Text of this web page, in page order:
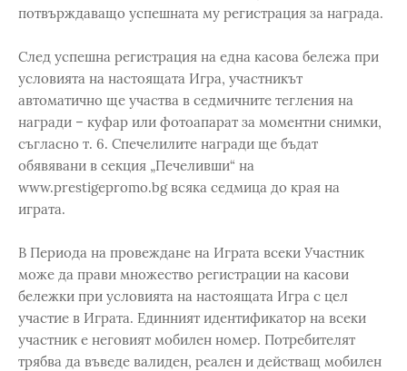
потвърждаващо успешната му регистрация за награда.
След успешна регистрация на една касова бележа при
условията на настоящата Игра, участникът
автоматично ще участва в седмичните тегления на
награди – куфар или фотоапарат за моментни снимки,
съгласно т. 6. Спечелилите награди ще бъдат
обявявани в секция „Печеливши“ на
www.prestigepromo.bg всяка седмица до края на
играта.
В Периода на провеждане на Играта всеки Участник
може да прави множество регистрации на касови
бележки при условията на настоящата Игра с цел
участие в Играта. Единният идентификатор на всеки
участник е неговият мобилен номер. Потребителят
трябва да въведе валиден, реален и действащ мобилен